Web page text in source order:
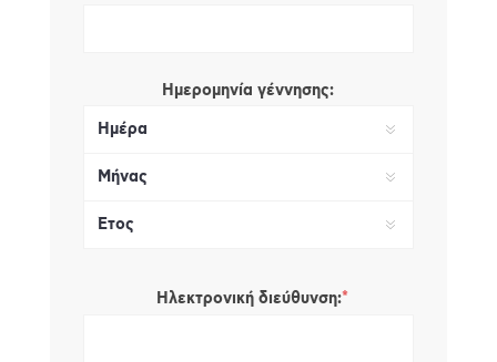
Ημερομηνία γέννησης:
Ηλεκτρονική διεύθυνση:*